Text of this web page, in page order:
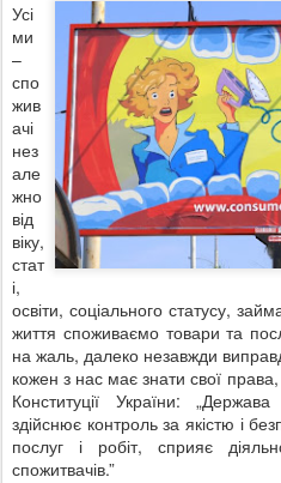
Усі
ми
–
спо
жив
ачі
нез
але
жно
від
віку,
стат
і,
освіти, соціального статусу,
життя споживаємо товари та
на жаль, далеко незавжди
кожен з нас має знати свої
Конституції України:
здійснює контроль за якістю і
послуг і робіт, сприяє
спожитвачів.”